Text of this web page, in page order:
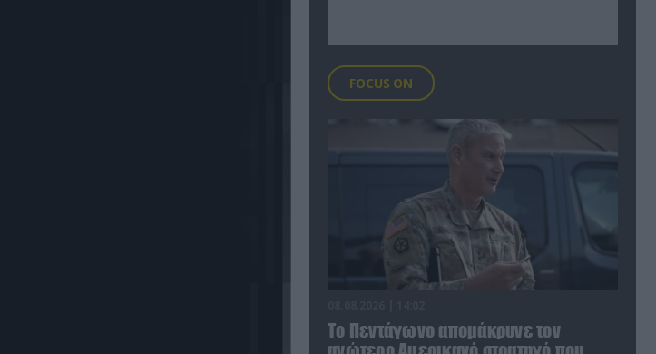
FOCUS ON
Το Πεντάγωνο απομάκρυνε τον